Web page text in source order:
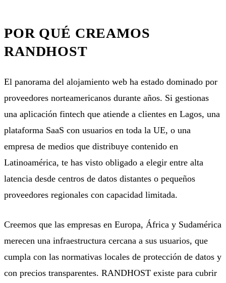
POR QUÉ CREAMOS
RANDHOST
El panorama del alojamiento web ha estado dominado por
proveedores norteamericanos durante años. Si gestionas
una aplicación fintech que atiende a clientes en Lagos, una
plataforma SaaS con usuarios en toda la UE, o una
empresa de medios que distribuye contenido en
Latinoamérica, te has visto obligado a elegir entre alta
latencia desde centros de datos distantes o pequeños
proveedores regionales con capacidad limitada.
Creemos que las empresas en Europa, África y Sudamérica
merecen una infraestructura cercana a sus usuarios, que
cumpla con las normativas locales de protección de datos y
con precios transparentes. RANDHOST existe para cubrir